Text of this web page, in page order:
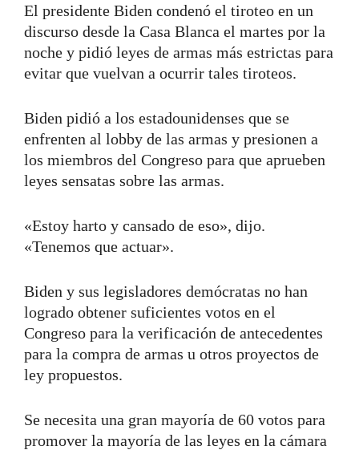
El presidente Biden condenó el tiroteo en un
discurso desde la Casa Blanca el martes por la
noche y pidió leyes de armas más estrictas para
evitar que vuelvan a ocurrir tales tiroteos.
Biden pidió a los estadounidenses que se
enfrenten al lobby de las armas y presionen a
los miembros del Congreso para que aprueben
leyes sensatas sobre las armas.
«Estoy harto y cansado de eso», dijo.
«Tenemos que actuar».
Biden y sus legisladores demócratas no han
logrado obtener suficientes votos en el
Congreso para la verificación de antecedentes
para la compra de armas u otros proyectos de
ley propuestos.
Se necesita una gran mayoría de 60 votos para
promover la mayoría de las leyes en la cámara